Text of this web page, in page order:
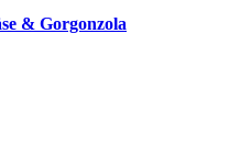
& Gorgonzola